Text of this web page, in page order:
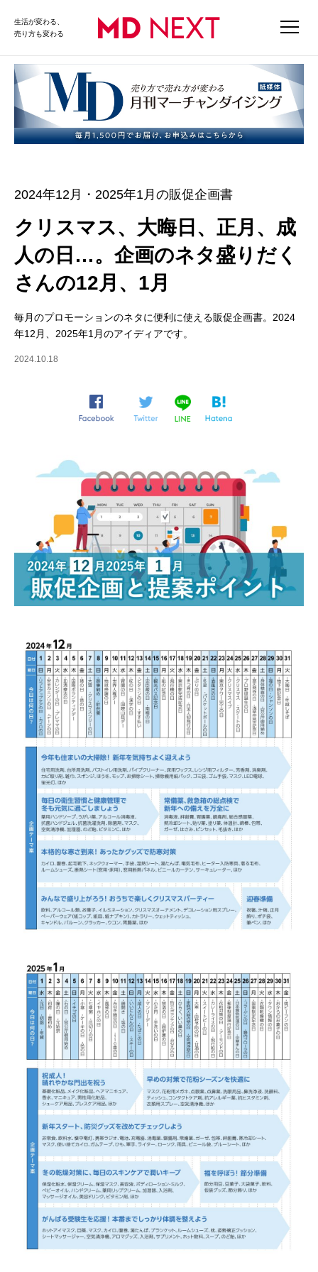
生活が変わる、
売り方も変わる
2024年12月・2025年1月の販促企画書
クリスマス、大晦日、正月、成
人の日…。企画のネタ盛りだく
さんの12月、1月
毎月のプロモーションのネタに便利に使える販促企画書。2024
年12月、2025年1月のアイディアです。
2024.10.18